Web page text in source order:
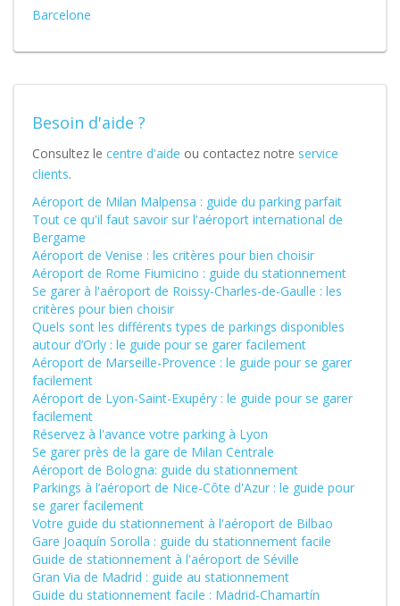
Barcelone
Besoin d'aide ?
Consultez le centre d'aide ou contactez notre service
clients.
Aéroport de Milan Malpensa : guide du parking parfait
Tout ce qu'il faut savoir sur l'aéroport international de
Bergame
Aéroport de Venise : les critères pour bien choisir
Aéroport de Rome Fiumicino : guide du stationnement
Se garer à l'aéroport de Roissy-Charles-de-Gaulle : les
critères pour bien choisir
Quels sont les différents types de parkings disponibles
autour d’Orly : le guide pour se garer facilement
Aéroport de Marseille-Provence : le guide pour se garer
facilement
Aéroport de Lyon-Saint-Exupéry : le guide pour se garer
facilement
Réservez à l'avance votre parking à Lyon
Se garer près de la gare de Milan Centrale
Aéroport de Bologna: guide du stationnement
Parkings à l’aéroport de Nice-Côte d'Azur : le guide pour
se garer facilement
Votre guide du stationnement à l'aéroport de Bilbao
Gare Joaquín Sorolla : guide du stationnement facile
Guide de stationnement à l'aéroport de Séville
Gran Via de Madrid : guide au stationnement
Guide du stationnement facile : Madrid-Chamartín